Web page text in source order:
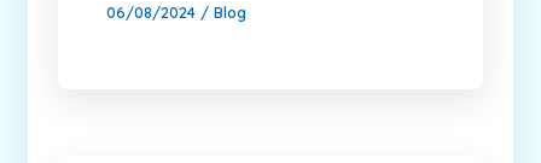
06/08/2024 / Blog